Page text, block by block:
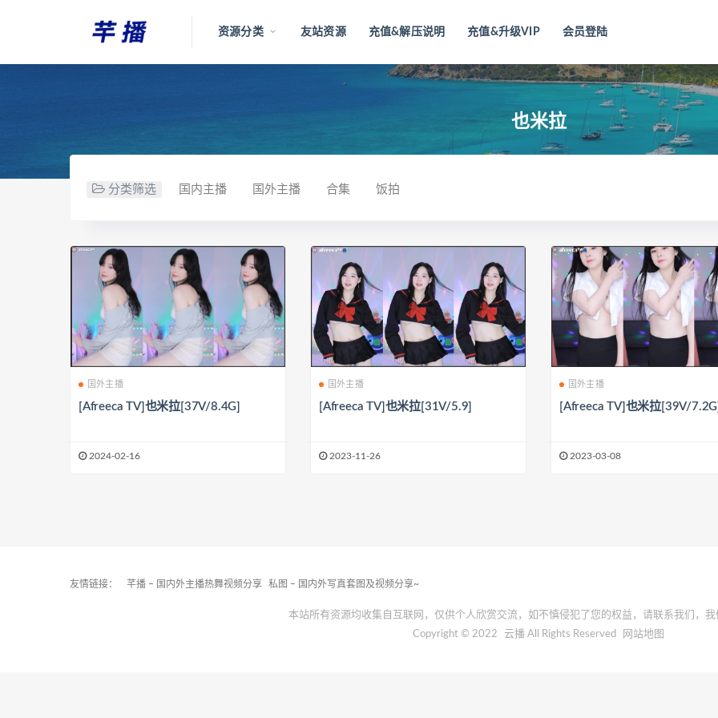
资源分类 友站资源 充值&解压说明 充值&升级VIP 会员登陆
也米拉
分类筛选 国内主播 国外主播 合集 饭拍
国外主播
[Afreeca TV]也米拉[37V/8.4G]
2024-02-16
国外主播
[Afreeca TV]也米拉[31V/5.9]
2023-11-26
国外主播
[Afreeca TV]也米拉[39V/7.2G]
2023-03-08
友情链接： 芊播 – 国内外主播热舞视频分享 私图 – 国内外写真套图及视频分享~
本站所有资源均收集自互联网，仅供个人欣赏交流，如不慎侵犯了您的权益，请联系我们，我
Copyright © 2022
云播 All Rights Reserved 网站地图